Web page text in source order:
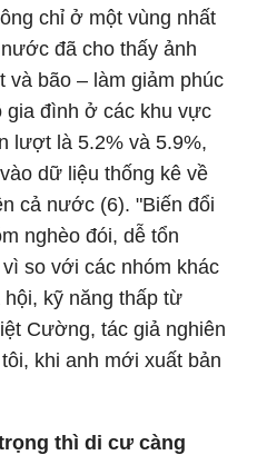
chỉ ở một vùng nhất
đã cho thấy ảnh
và bão – làm giảm phúc
gia đình ở các khu vực
lượt là 5.2% và 5.9%,
dữ liệu thống kê về
cả nước (6). "Biến đổi
nghèo đói, dễ tổn
so với các nhóm khác
kỹ năng thấp từ
Cường, tác giả nghiên
khi anh mới xuất bản
thì di cư càng